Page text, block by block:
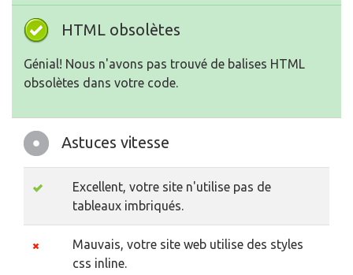
HTML obsolètes
Génial! Nous n'avons pas trouvé de balises HTML
obsolètes dans votre code.
Astuces vitesse
Excellent, votre site n'utilise pas de
tableaux imbriqués.
Mauvais, votre site web utilise des styles
css inline.